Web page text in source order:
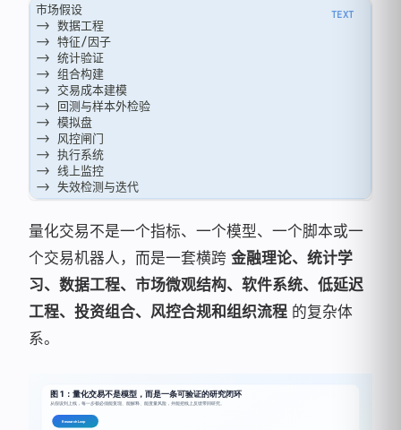
市场假设
-> 数据工程
-> 特征/因子
-> 统计验证
-> 组合构建
-> 交易成本建模
-> 回测与样本外检验
-> 模拟盘
-> 风控闸门
-> 执行系统
-> 线上监控
-> 失效检测与迭代
量化交易不是一个指标、一个模型、一个脚本或一
个交易机器人，而是一套横跨 金融理论、统计学
习、数据工程、市场微观结构、软件系统、低延迟
工程、投资组合、风控合规和组织流程 的复杂体
系。